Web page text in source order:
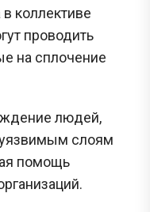
коллективе
проводить
на сплочение
людей,
слоям
помощь